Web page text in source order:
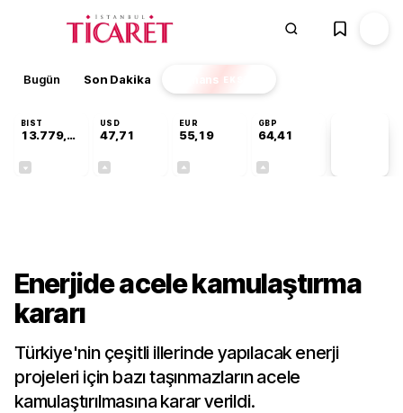
Bugün Son Dakika Finans EKSTRA
BIST
13.779,39
USD
47,71
EUR
55,19
GBP
64,41
Enerjide acele kamulaştırma
kararı
Türkiye'nin çeşitli illerinde yapılacak enerji
projeleri için bazı taşınmazların acele
kamulaştırılmasına karar verildi.